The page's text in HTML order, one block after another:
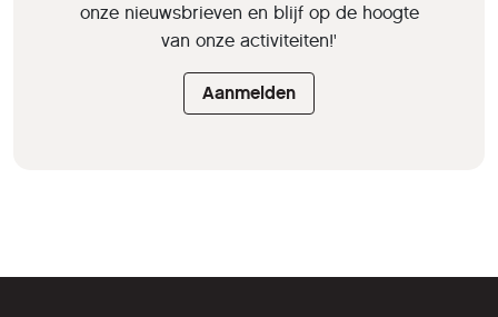
onze nieuwsbrieven en blijf op de hoogte
van onze activiteiten!'
Aanmelden